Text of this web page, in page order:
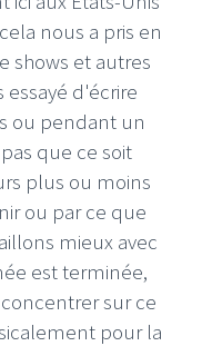
nous a pris en
shows et autres
d'écrire
ou pendant un
que ce soit
plus ou moins
ou par ce que
mieux avec
est terminée,
sur ce
pour la